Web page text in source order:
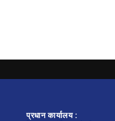
प्रधान कार्यालय :